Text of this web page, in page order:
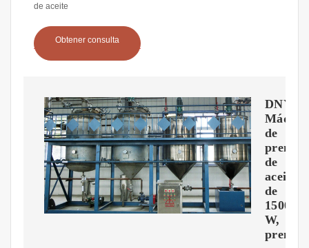
de aceite
Obtener consulta
de
prensa
de
aceite
de
1500
W,